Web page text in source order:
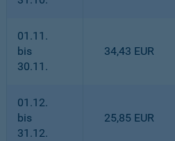
01.11.
bis
30.11.
34,43 EUR
01.12.
bis
31.12.
25,85 EUR